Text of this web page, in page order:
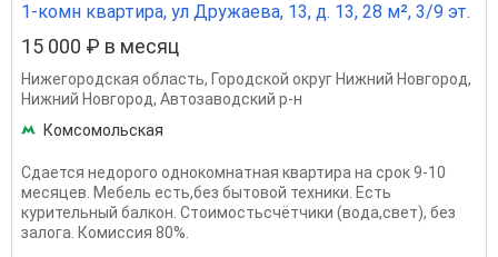
1-комн квартира, ул Дружаева, 13, д. 13, 28 м², 3/9 эт.
15 000 ₽ в месяц
Нижегородская область, Городской округ Нижний Новгород,
Нижний Новгород, Автозаводский р-н
Комсомольская
Сдается недорого однокомнатная квартира на срок 9-10
месяцев. Мебель есть,без бытовой техники. Есть
курительный балкон. Стоимостьсчётчики (вода,свет), без
залога. Комиссия 80%.